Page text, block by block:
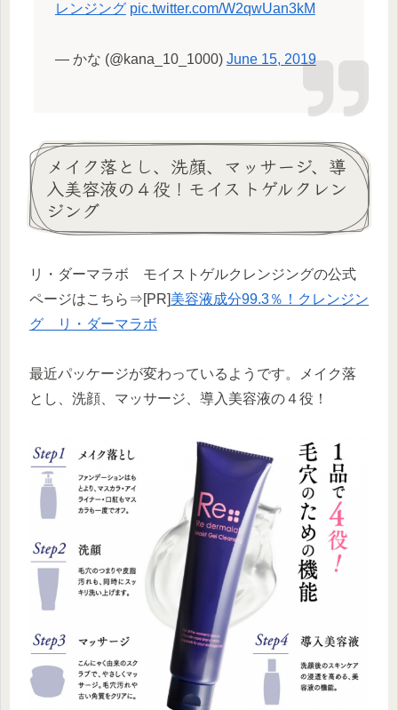
レンジング pic.twitter.com/W2qwUan3kM
— かな (@kana_10_1000) June 15, 2019
メイク落とし、洗顔、マッサージ、導
入美容液の４役！モイストゲルクレン
ジング
リ・ダーマラボ モイストゲルクレンジングの公式
ページはこちら⇒[PR]美容液成分99.3％！クレンジン
グ リ・ダーマラボ
最近パッケージが変わっているようです。メイク落
とし、洗顔、マッサージ、導入美容液の４役！